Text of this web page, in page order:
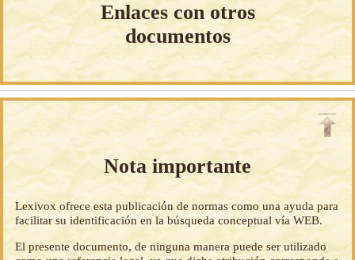
Enlaces con otros
documentos
Nota importante
Lexivox ofrece esta publicación de normas como una ayuda para
facilitar su identificación en la búsqueda conceptual vía WEB.
El presente documento, de ninguna manera puede ser utilizado